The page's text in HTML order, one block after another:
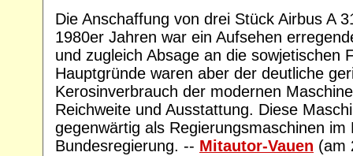
Die Anschaffung von drei Stück Airbus A
1980er Jahren war ein Aufsehen
und zugleich Absage an die sowjetischen
Hauptgründe waren aber der deutliche
Kerosinverbrauch der modernen
Reichweite und Ausstattung. Diese
gegenwärtig als Regierungsmaschinen im
Bundesregierung. -- Mitautor-Vauen (am